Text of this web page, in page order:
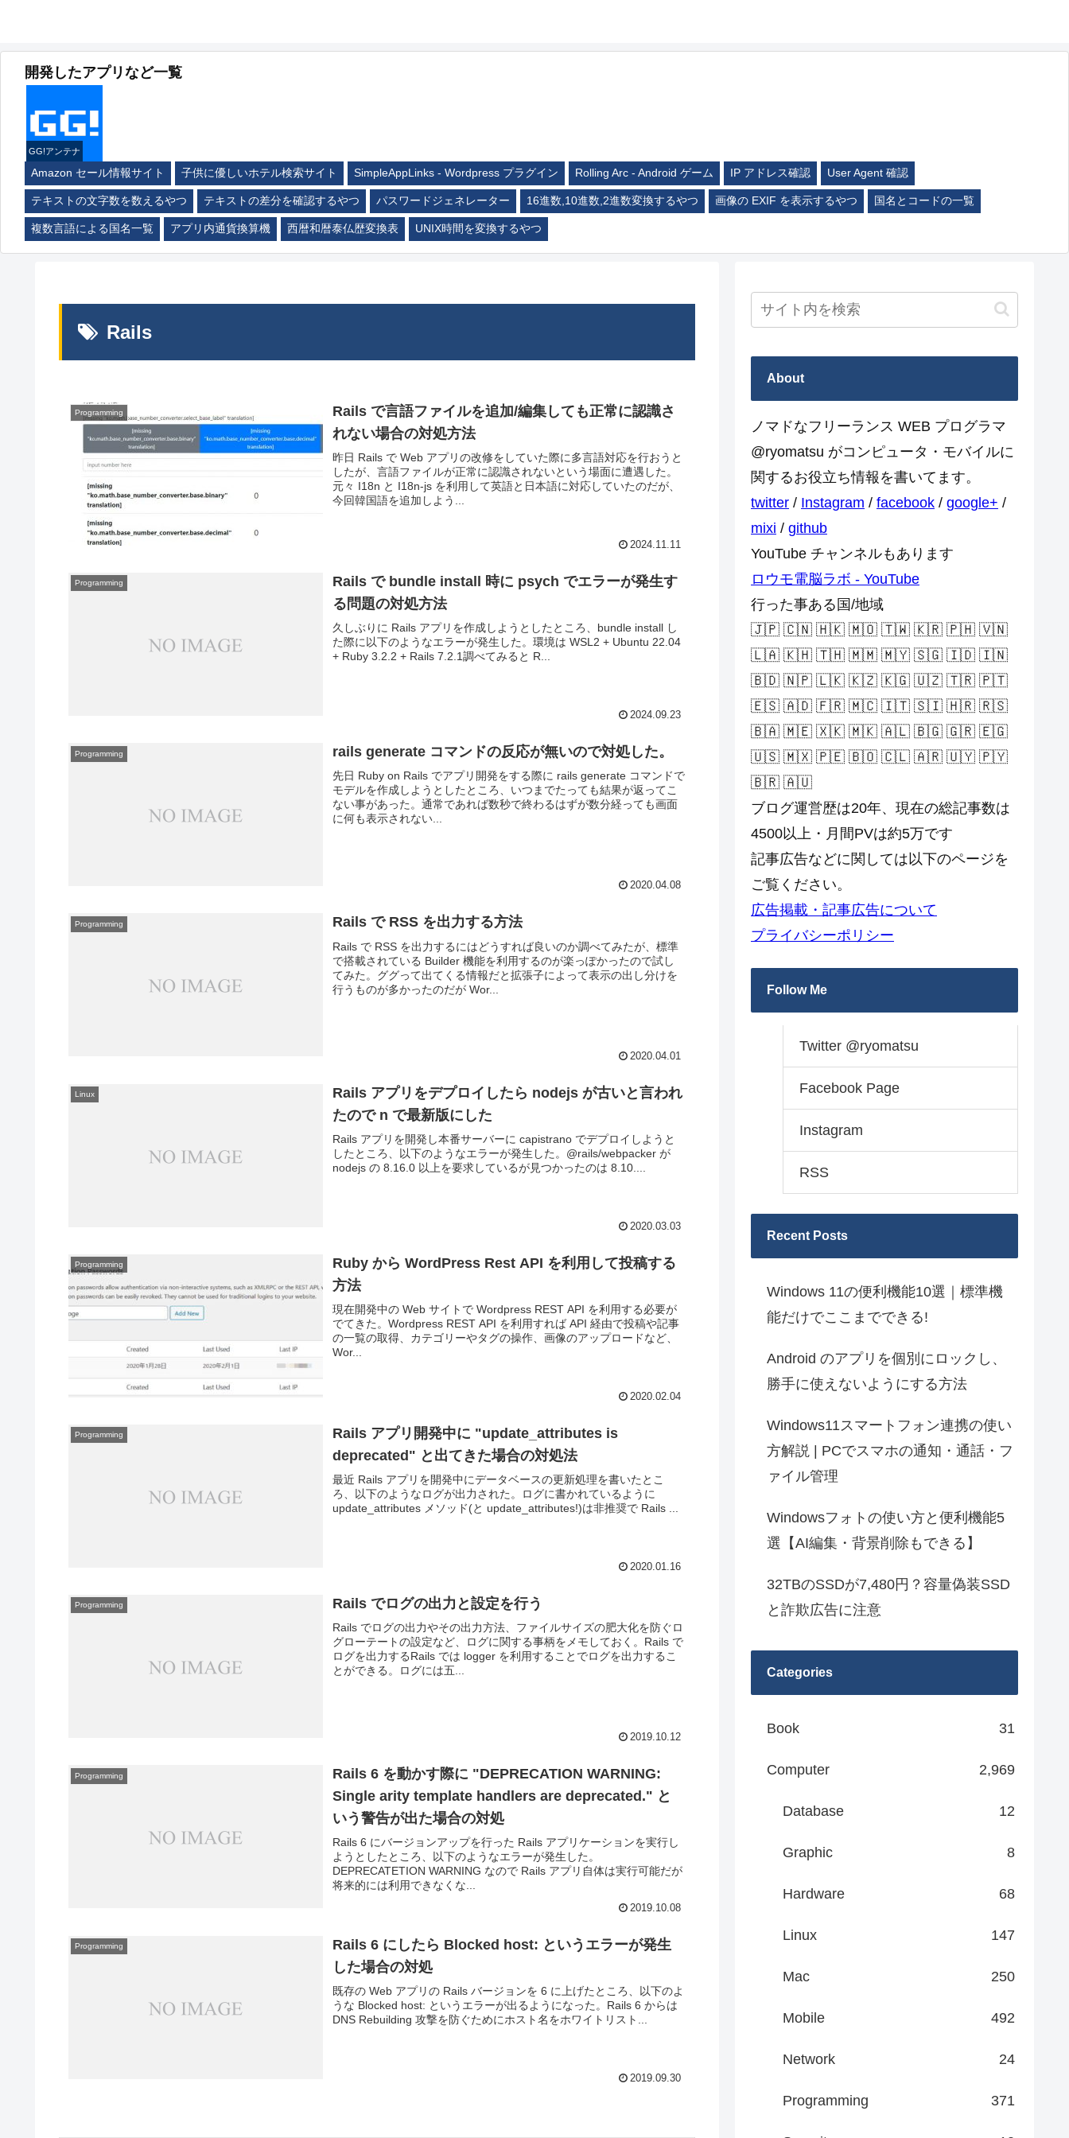
開発したアプリなど一覧
GG!アンテナ
Amazon セール情報サイト 子供に優しいホテル検索サイト SimpleAppLinks - Wordpress プラグイン Rolling Arc - Android ゲーム IP アドレス確認 User Agent 確認
テキストの文字数を数えるやつ テキストの差分を確認するやつ パスワードジェネレーター 16進数,10進数,2進数変換するやつ 画像の EXIF を表示するやつ 国名とコードの一覧
複数言語による国名一覧 アプリ内通貨換算機 西暦和暦泰仏歴変換表 UNIX時間を変換するやつ
Rails
Programming
Rails で言語ファイルを追加/編集しても正常に認識さ
れない場合の対処方法
昨日 Rails で Web アプリの改修をしていた際に多言語対応を行おうと
したが、言語ファイルが正常に認識されないという場面に遭遇した。
元々 I18n と I18n-js を利用して英語と日本語に対応していたのだが、
今回韓国語を追加しよう...
2024.11.11
Programming
Rails で bundle install 時に psych でエラーが発生す
る問題の対処方法
久しぶりに Rails アプリを作成しようとしたところ、bundle install し
た際に以下のようなエラーが発生した。環境は WSL2 + Ubuntu 22.04
+ Ruby 3.2.2 + Rails 7.2.1調べてみると R...
2024.09.23
Programming rails generate コマンドの反応が無いので対処した。
先日 Ruby on Rails でアプリ開発をする際に rails generate コマンドで
モデルを作成しようとしたところ、いつまでたっても結果が返ってこ
ない事があった。通常であれば数秒で終わるはずが数分経っても画面
に何も表示されない...
2020.04.08
Programming Rails で RSS を出力する方法
Rails で RSS を出力するにはどうすれば良いのか調べてみたが、標準
で搭載されている Builder 機能を利用するのが楽っぽかったので試し
てみた。ググって出てくる情報だと拡張子によって表示の出し分けを
行うものが多かったのだが Wor...
2020.04.01
Linux
Rails アプリをデプロイしたら nodejs が古いと言われ
たので n で最新版にした
Rails アプリを開発し本番サーバーに capistrano でデプロイしようと
したところ、以下のようなエラーが発生した。@rails/webpacker が
nodejs の 8.16.0 以上を要求しているが見つかったのは 8.10....
2020.03.03
Programming
Ruby から WordPress Rest API を利用して投稿する
方法
現在開発中の Web サイトで Wordpress REST API を利用する必要が
でてきた。Wordpress REST API を利用すれば API 経由で投稿や記事
の一覧の取得、カテゴリーやタグの操作、画像のアップロードなど、
Wor...
2020.02.04
Programming
Rails アプリ開発中に "update_attributes is
deprecated" と出てきた場合の対処法
最近 Rails アプリを開発中にデータベースの更新処理を書いたとこ
ろ、以下のようなログが出力された。ログに書かれているように
update_attributes メソッド(と update_attributes!)は非推奨で Rails ...
2020.01.16
Programming Rails でログの出力と設定を行う
Rails でログの出力やその出力方法、ファイルサイズの肥大化を防ぐロ
グローテートの設定など、ログに関する事柄をメモしておく。Rails で
ログを出力するRails では logger を利用することでログを出力するこ
とができる。ログには五...
2019.10.12
Programming
Rails 6 を動かす際に "DEPRECATION WARNING:
Single arity template handlers are deprecated." と
いう警告が出た場合の対処
Rails 6 にバージョンアップを行った Rails アプリケーションを実行し
ようとしたところ、以下のようなエラーが発生した。
DEPRECATETION WARNING なので Rails アプリ自体は実行可能だが
将来的には利用できなくな...
2019.10.08
Programming
Rails 6 にしたら Blocked host: というエラーが発生
した場合の対処
既存の Web アプリの Rails バージョンを 6 に上げたところ、以下のよ
うな Blocked host: というエラーが出るようになった。Rails 6 からは
DNS Rebuilding 攻撃を防ぐためにホスト名をホワイトリスト...
2019.09.30
About
ノマドなフリーランス WEB プログラマ
@ryomatsu がコンピュータ・モバイルに
関するお役立ち情報を書いてます。
twitter / Instagram / facebook / google+ /
mixi / github
YouTube チャンネルもあります
ロウモ電脳ラボ - YouTube
行った事ある国/地域
🇯🇵 🇨🇳 🇭🇰 🇲🇴 🇹🇼 🇰🇷 🇵🇭 🇻🇳
🇱🇦 🇰🇭 🇹🇭 🇲🇲 🇲🇾 🇸🇬 🇮🇩 🇮🇳
🇧🇩 🇳🇵 🇱🇰 🇰🇿 🇰🇬 🇺🇿 🇹🇷 🇵🇹
🇪🇸 🇦🇩 🇫🇷 🇲🇨 🇮🇹 🇸🇮 🇭🇷 🇷🇸
🇧🇦 🇲🇪 🇽🇰 🇲🇰 🇦🇱 🇧🇬 🇬🇷 🇪🇬
🇺🇸 🇲🇽 🇵🇪 🇧🇴 🇨🇱 🇦🇷 🇺🇾 🇵🇾
🇧🇷 🇦🇺
ブログ運営歴は20年、現在の総記事数は
4500以上・月間PVは約5万です
記事広告などに関しては以下のページを
ご覧ください。
広告掲載・記事広告について
プライバシーポリシー
Follow Me
Twitter @ryomatsu
Facebook Page
Instagram
RSS
Recent Posts
Windows 11の便利機能10選｜標準機
能だけでここまでできる!
Android のアプリを個別にロックし、
勝手に使えないようにする方法
Windows11スマートフォン連携の使い
方解説 | PCでスマホの通知・通話・フ
ァイル管理
Windowsフォトの使い方と便利機能5
選【AI編集・背景削除もできる】
32TBのSSDが7,480円？容量偽装SSD
と詐欺広告に注意
Categories
Book 31
Computer 2,969
Database 12
Graphic 8
Hardware 68
Linux 147
Mac 250
Mobile 492
Network 24
Programming 371